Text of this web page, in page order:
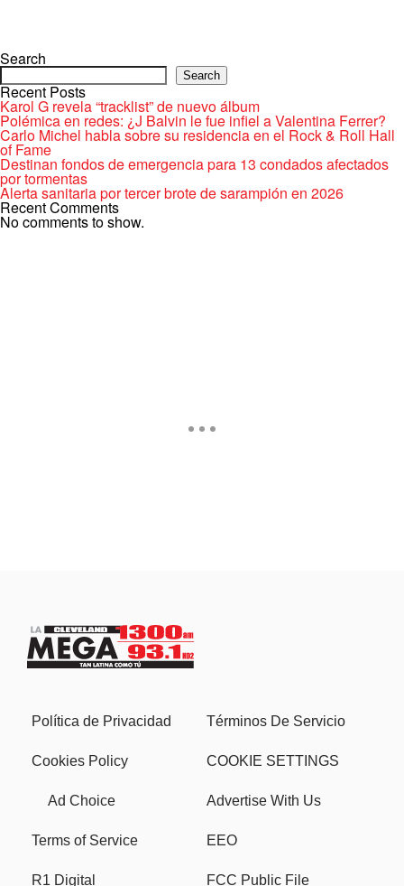
Search
Search
Recent Posts
Karol G revela “tracklist” de nuevo álbum
Polémica en redes: ¿J Balvin le fue infiel a Valentina Ferrer?
Carlo Michel habla sobre su residencia en el Rock & Roll Hall
of Fame
Destinan fondos de emergencia para 13 condados afectados
por tormentas
Alerta sanitaria por tercer brote de sarampión en 2026
Recent Comments
No comments to show.
Política de Privacidad Términos De Servicio
Cookies Policy COOKIE SETTINGS
Ad Choice Advertise With Us
Terms of Service EEO
R1 Digital FCC Public File